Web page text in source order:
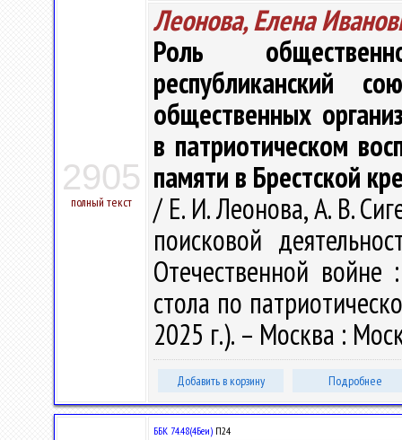
2905
полный текст
Леонова, Елена
Роль
республиканский
общественных
в патриотическом
памяти в Брестской
/ Е. И. Леонова, А. В.
поисковой
Отечественной
стола по
2025 г.). – Москва :
Добавить в корзину Подробнее
ББК 74.48(4Беи) П24